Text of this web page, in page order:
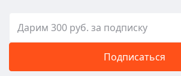
Подписаться